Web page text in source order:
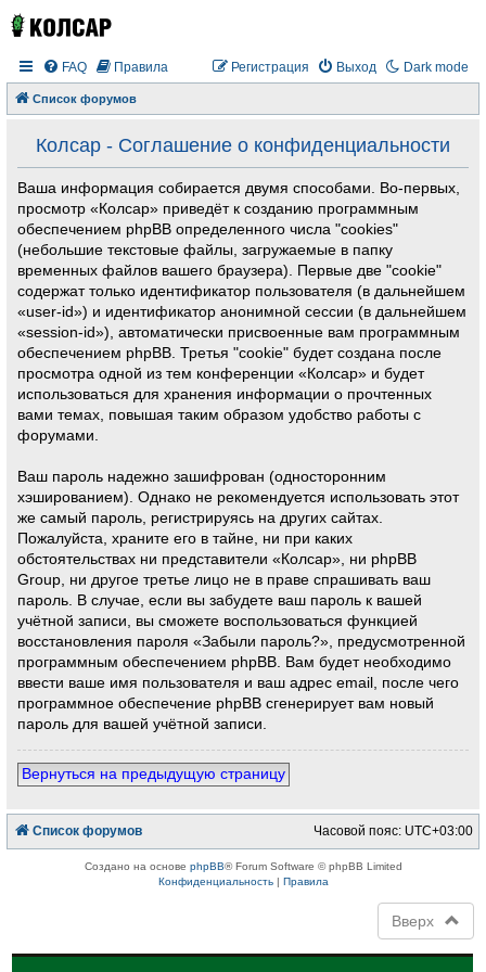
Dark mode
FAQ Правила Выход
Регистрация
Список форумов
Колсар - Соглашение о конфиденциальности
Ваша информация собирается двумя способами. Во-первых,
просмотр «Колсар» приведёт к созданию программным
обеспечением phpBB определенного числа "cookies"
(небольшие текстовые файлы, загружаемые в папку
временных файлов вашего браузера). Первые две "cookie"
содержат только идентификатор пользователя (в дальнейшем
«user-id») и идентификатор анонимной сессии (в дальнейшем
«session-id»), автоматически присвоенные вам программным
обеспечением phpBB. Третья "cookie" будет создана после
просмотра одной из тем конференции «Колсар» и будет
использоваться для хранения информации о прочтенных
вами темах, повышая таким образом удобство работы с
форумами.
Ваш пароль надежно зашифрован (односторонним
хэшированием). Однако не рекомендуется использовать этот
же самый пароль, регистрируясь на других сайтах.
Пожалуйста, храните его в тайне, ни при каких
обстоятельствах ни представители «Колсар», ни phpBB
Group, ни другое третье лицо не в праве спрашивать ваш
пароль. В случае, если вы забудете ваш пароль к вашей
учётной записи, вы сможете воспользоваться функцией
восстановления пароля «Забыли пароль?», предусмотренной
программным обеспечением phpBB. Вам будет необходимо
ввести ваше имя пользователя и ваш адрес email, после чего
программное обеспечение phpBB сгенерирует вам новый
пароль для вашей учётной записи.
Вернуться на предыдущую страницу
Список форумов Часовой пояс: UTC+03:00
Создано на основе phpBB® Forum Software © phpBB Limited
Конфиденциальность| Правила
Вверх